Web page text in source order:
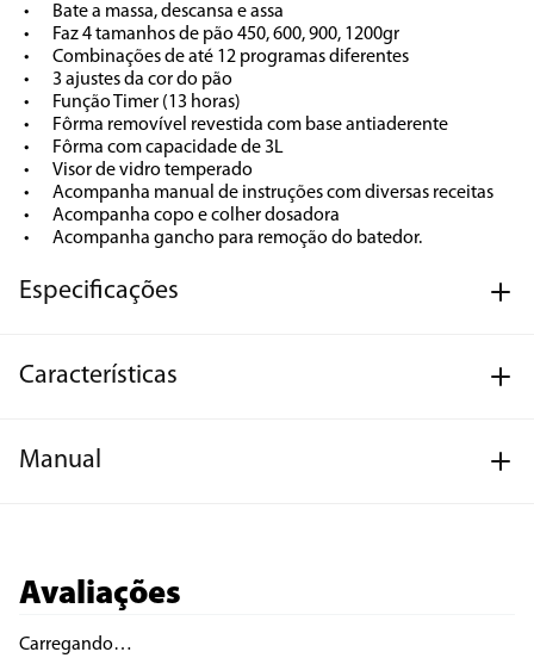
•	Bate a massa, descansa e assa
•	Faz 4 tamanhos de pão 450, 600, 900, 1200gr
•	Combinações de até 12 programas diferentes
•	3 ajustes da cor do pão
•	Função Timer (13 horas)
•	Fôrma removível revestida com base antiaderente
•	Fôrma com capacidade de 3L
•	Visor de vidro temperado
•	Acompanha manual de instruções com diversas receitas
•	Acompanha copo e colher dosadora
•	Acompanha gancho para remoção do batedor.
Especificações
Características
Manual
Avaliações
Carregando…